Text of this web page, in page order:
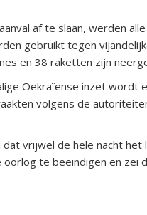
af te slaan, werden
gebruikt tegen
en 38 raketten zijn
Oekraïense inzet wordt
volgens de
vrijwel de hele nacht
oorlog te beëindigen en